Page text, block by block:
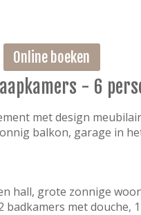
Online boeken
- 6
met design
balkon, garage in
hall, grote zonnige
met douche,